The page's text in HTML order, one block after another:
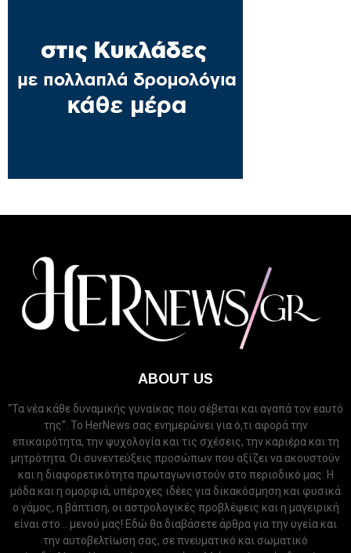
ABOUT US
“Τα νέα κάθε δυναμικής γυναίκας που σέβεται και αγαπά τον εαυτό
της”. Το HerNews σας ενημερώνει για ό,τι αφορά την
επικαιρότητα, την ψυχολογία και τις σχέσεις, την καριέρα και τη
μητρότητα. Οι συνεντεύξεις προσώπων που αξίζει να ακουστούν
και η διαφορετικότητα πρωταγωνιστούν στο περιοδικό μας. Η
μόδα και η ομορφιά, υπέροχες ιδέες για δικακόσμηση και φυσικά
ο γάμος, η βάπτιση, οι αστρολογικές προβλέψεις και η μαγειρική
είναι στο... μενού μας! Εδώ θα διαβάσετε άρθρα για την υγεία και
την αυτοβελτίωση σας, σε πνευματικό και σωματικό